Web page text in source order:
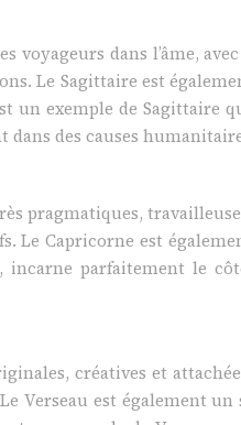
voyageurs dans l’âme,
Le Sagittaire est
un exemple de Sagittaire
des causes
pragmatiques,
Le Capricorne est
incarne parfaitement le
créatives et
Verseau est également